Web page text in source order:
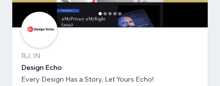
RJ, IN
Design Echo
Every Design Has a Story, Let Yours Echo!